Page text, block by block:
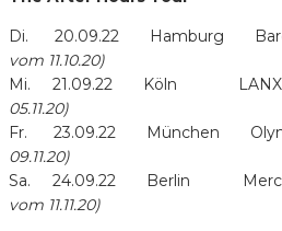
Di. 20.09.22 Hamburg
vom 11.10.20)
Mi. 21.09.22 Köln
05.11.20)
Fr. 23.09.22 München
09.11.20)
Sa. 24.09.22 Berlin
vom 11.11.20)